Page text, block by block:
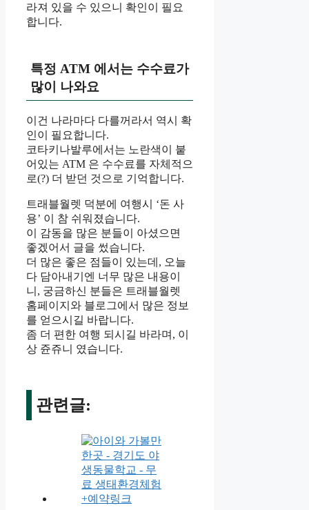
라져 있을 수 있으니 확인이 필요
합니다.
특정 ATM 에서는 수수료가
많이 나와요
이건 나라마다 다를꺼라서 역시 확
인이 필요합니다.
코타키나발루에서는 노란색이 붙
어있는 ATM 은 수수료를 자체적으
로(?) 더 받던 것으로 기억합니다.
트래블월렛 덕분에 여행시 ‘돈 사
용’ 이 참 쉬워졌습니다.
이 감동을 많은 분들이 아셨으면
좋겠어서 글을 썼습니다.
더 많은 좋은 점들이 있는데, 오늘
다 담아내기엔 너무 많은 내용이
니, 궁금하신 분들은 트래블월렛
홈페이지와 블로그에서 많은 정보
를 얻으시길 바랍니다.
좀 더 편한 여행 되시길 바라며, 이
상 쥰쥬니 였습니다.
관련글: